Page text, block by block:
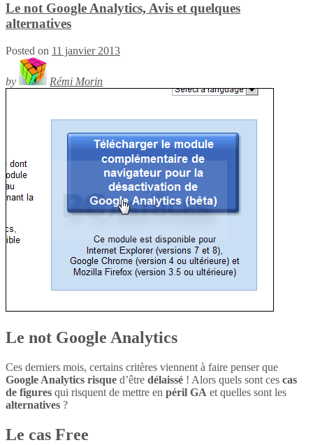
Le not Google Analytics, Avis et quelques
alternatives
Posted on 11 janvier 2013
by Rémi Morin
Le not Google Analytics
Ces derniers mois, certains critères viennent à faire penser que
Google Analytics risque d’être délaissé ! Alors quels sont ces cas
de figures qui risquent de mettre en péril GA et quelles sont les
alternatives ?
Le cas Free